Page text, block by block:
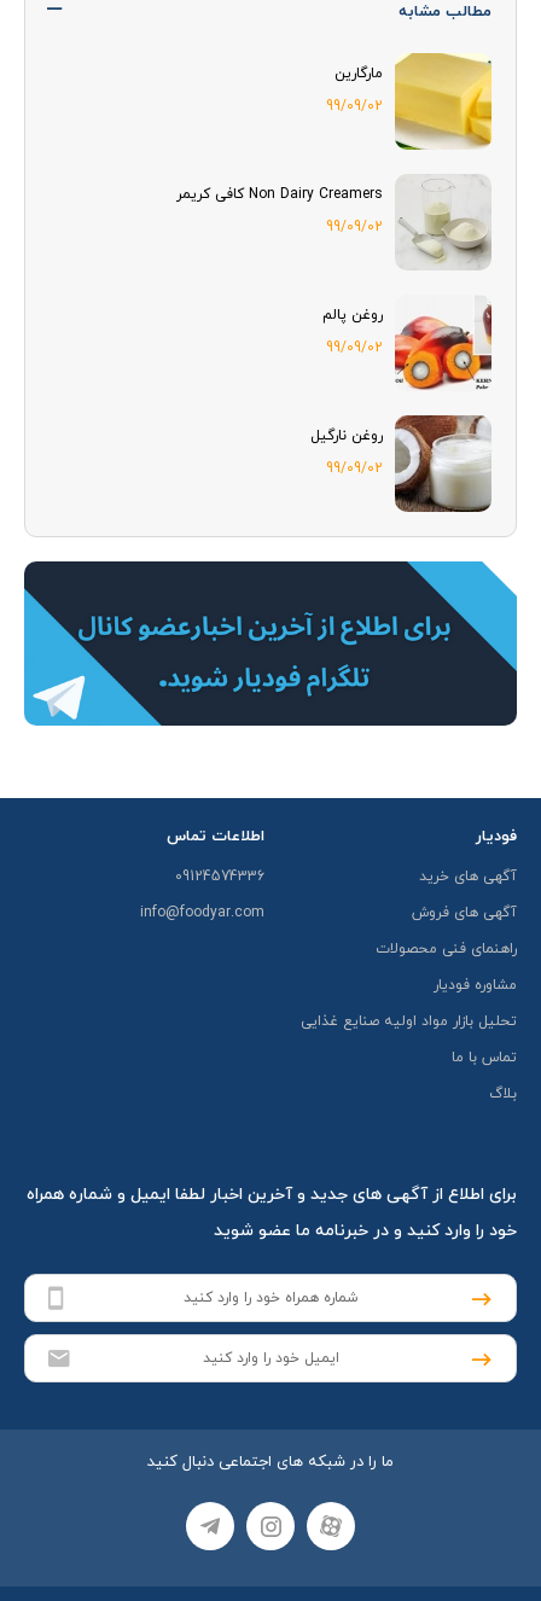
مطالب مشابه
مارگارین
99/09/02
Non Dairy Creamers کافی کریمر
99/09/02
روغن پالم
99/09/02
روغن نارگیل
99/09/02
فودیار
آگهی های خرید
آگهی های فروش
راهنمای فنی محصولات
مشاوره فودیار
تحلیل بازار مواد اولیه صنایع غذایی
تماس با ما
بلاگ
اطلاعات تماس
09124574336
info@foodyar.com
برای اطلاع از آگهی های جدید و آخرین اخبار لطفا ایمیل و شماره همراه
خود را وارد کنید و در خبرنامه ما عضو شوید
ما را در شبکه های اجتماعی دنبال کنید